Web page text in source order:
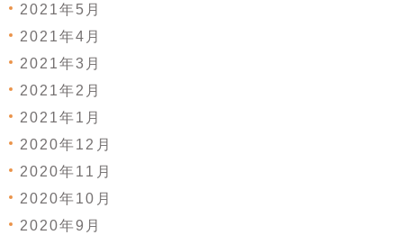
2021年5月
2021年4月
2021年3月
2021年2月
2021年1月
2020年12月
2020年11月
2020年10月
2020年9月